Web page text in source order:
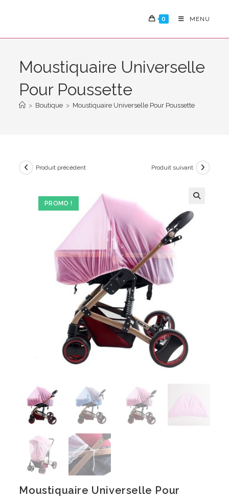
0 MENU
Moustiquaire Universelle
Pour Poussette
> Boutique > Moustiquaire Universelle Pour Poussette
PROMO !
Produit précédent Produit suivant
Moustiquaire Universelle Pour